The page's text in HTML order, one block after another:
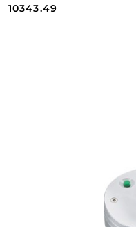
Cena:
Cena:
10343.49